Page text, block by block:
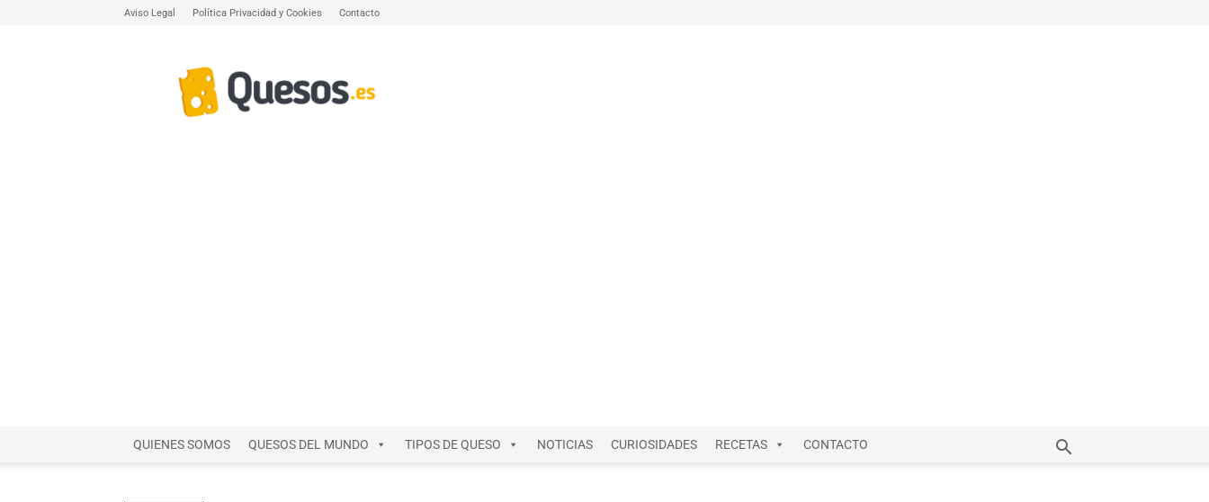
Aviso Legal Política Privacidad y Cookies Contacto
todo
sobre
QUIENES SOMOS QUESOS DEL MUNDO TIPOS DE QUESO NOTICIAS CURIOSIDADES RECETAS CONTACTO